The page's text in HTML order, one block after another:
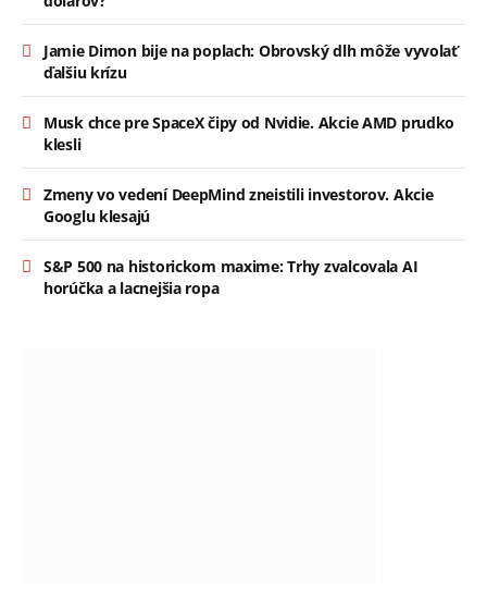
Jamie Dimon bije na poplach: Obrovský dlh môže vyvolať
ďalšiu krízu
Musk chce pre SpaceX čipy od Nvidie. Akcie AMD prudko
klesli
Zmeny vo vedení DeepMind zneistili investorov. Akcie
Googlu klesajú
S&P 500 na historickom maxime: Trhy zvalcovala AI
horúčka a lacnejšia ropa